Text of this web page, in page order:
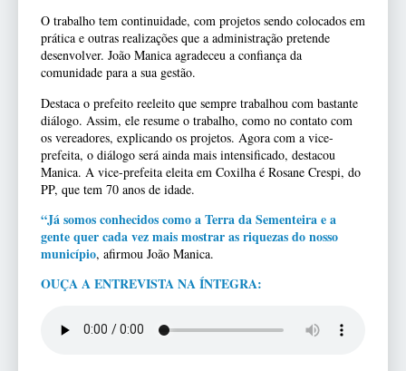
O trabalho tem continuidade, com projetos sendo colocados em
prática e outras realizações que a administração pretende
desenvolver. João Manica agradeceu a confiança da
comunidade para a sua gestão.
Destaca o prefeito reeleito que sempre trabalhou com bastante
diálogo. Assim, ele resume o trabalho, como no contato com
os vereadores, explicando os projetos. Agora com a vice-
prefeita, o diálogo será ainda mais intensificado, destacou
Manica. A vice-prefeita eleita em Coxilha é Rosane Crespi, do
PP, que tem 70 anos de idade.
“Já somos conhecidos como a Terra da Sementeira e a
gente quer cada vez mais mostrar as riquezas do nosso
município, afirmou João Manica.
OUÇA A ENTREVISTA NA ÍNTEGRA: